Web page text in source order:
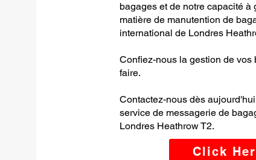
bagages et de notre capacité
matière de manutention de
international de Londres
Confiez-nous la gestion de
faire.
Contactez-nous dès
service de messagerie de
Londres Heathrow T2.
Click